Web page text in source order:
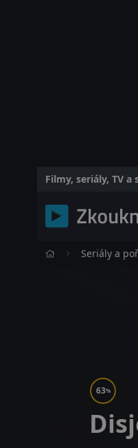
Filmy, seriály, TV
Seriály a
63%